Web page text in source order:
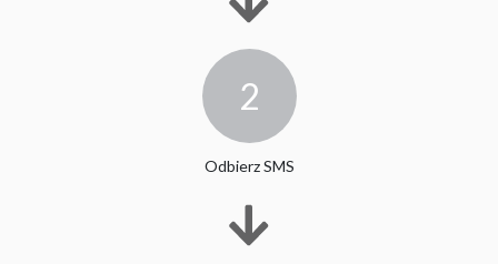
2
Odbierz SMS